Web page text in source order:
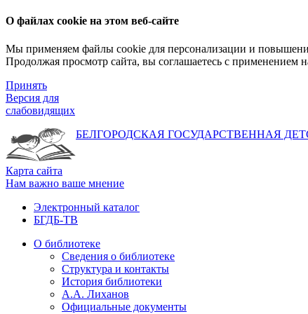
О файлах cookie на этом веб-сайте
Мы применяем файлы cookie для персонализации и
Продолжая просмотр сайта, вы соглашаетесь с применением
Принять
Версия для
слабовидящих
БЕЛГОРОДСКАЯ ГОСУДАРСТВЕННАЯ
Карта сайта
Нам важно ваше мнение
Электронный каталог
БГДБ-ТВ
О библиотеке
Сведения о библиотеке
Структура и контакты
История библиотеки
А.А. Лиханов
Официальные документы